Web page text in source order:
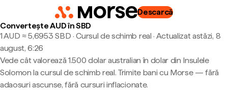
Descarcă
Convertește AUD în SBD
1 AUD ≈ 5,6953 SBD · Cursul de schimb real · Actualizat astăzi, 8
august, 6:26
Vede cât valorează 1.500 dolar australian în dolar din Insulele
Solomon la cursul de schimb real. Trimite bani cu Morse — fără
adaosuri ascunse, fără cursuri inflacionate.